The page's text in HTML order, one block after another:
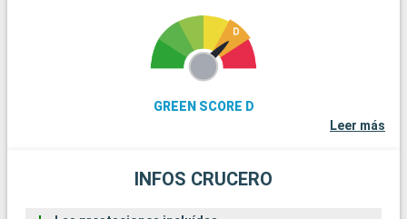
GREEN SCORE D
Leer más
INFOS CRUCERO